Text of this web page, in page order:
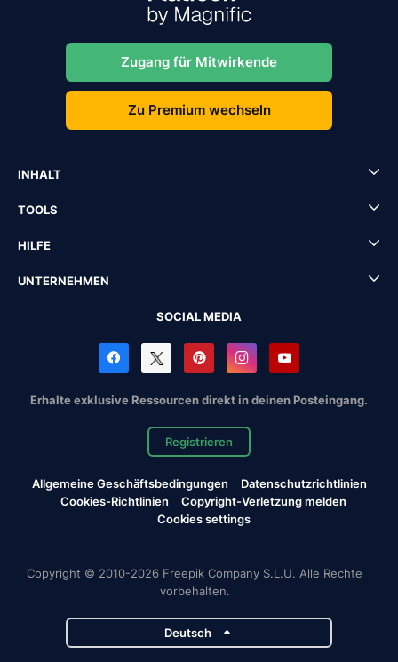
Zugang für Mitwirkende
Zu Premium wechseln
INHALT
TOOLS
HILFE
UNTERNEHMEN
SOCIAL MEDIA
Erhalte exklusive Ressourcen direkt in deinen Posteingang.
Registrieren
Allgemeine Geschäftsbedingungen
Datenschutzrichtlinien
Cookies-Richtlinien
Copyright-Verletzung melden
Cookies settings
Copyright © 2010-2026 Freepik Company S.L.U. Alle Rechte
vorbehalten.
Deutsch